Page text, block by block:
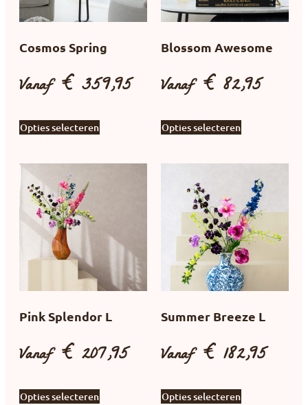
Cosmos Spring
Vanaf €359,95
Opties selecteren
Blossom Awesome
Vanaf €82,95
Opties selecteren
Pink Splendor L
Vanaf €207,95
Opties selecteren
Summer Breeze L
Vanaf €182,95
Opties selecteren